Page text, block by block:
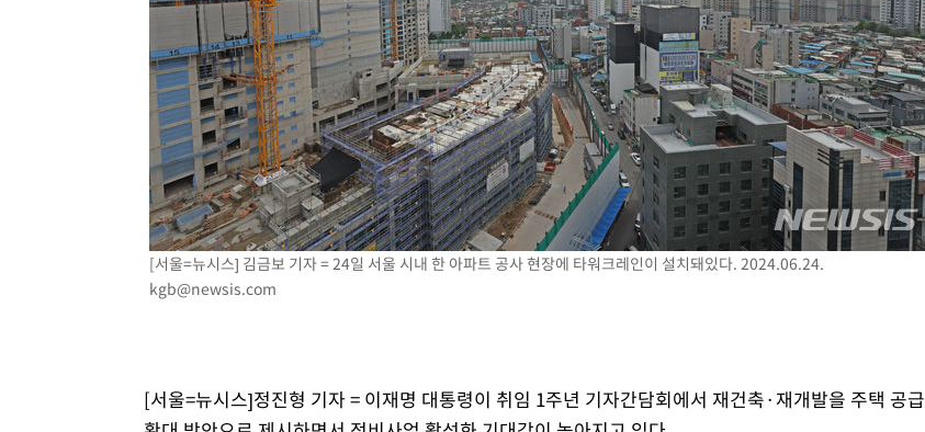
[서울=뉴시스] 김금보 기자 = 24일 서울 시내 한 아파트 공사 현장에 타워크레인이 설치돼있다. 2024.06.24.
kgb@newsis.com
[서울=뉴시스]정진형 기자 = 이재명 대통령이 취임 1주년 기자간담회에서 재건축·재개발을 주택 공급